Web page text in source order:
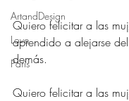
ArtandDesign
Love
Paris
Quiero felicitar a las
aprendido a alejarse
demás.
Quiero felicitar a las